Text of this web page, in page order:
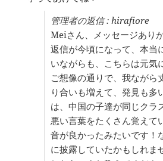
管理者の返信 : hirafiore
Meiさん、メッセージあり
返信が今頃になって、本当
いながらも、こちらは元気
ご想像の通りで、我ながら
り合いも増えて、発見も多
は、中国の子達が同じクラ
悪い言葉をたくさん覚えて
音が良かったみたいです！
に披露していたかもしれま